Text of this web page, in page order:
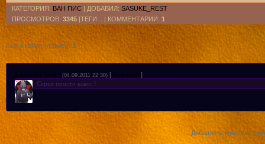
КАТЕГОРИЯ: ВАН ПИС | ДОБАВИЛ: SASUKE_REST
ПРОСМОТРОВ: 3345 |ТЕГИ: . | КОММЕНТАРИИ: 1
Всего комментариев: 1
1 sasuke_rest (04.09.2011 22:30) [Материал ]
Серия просто класс !
Добавлять